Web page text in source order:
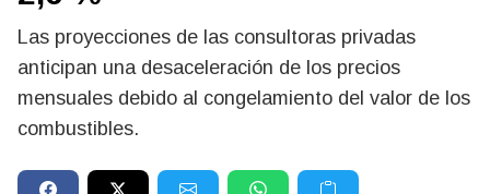
Las proyecciones de las consultoras privadas
anticipan una desaceleración de los precios
mensuales debido al congelamiento del valor de los
combustibles.